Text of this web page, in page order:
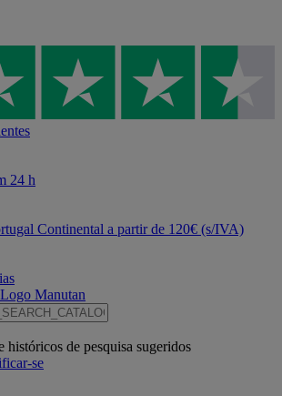
24 h
Continental a partir de 120€ (s/IVA)
históricos de pesquisa sugeridos
se